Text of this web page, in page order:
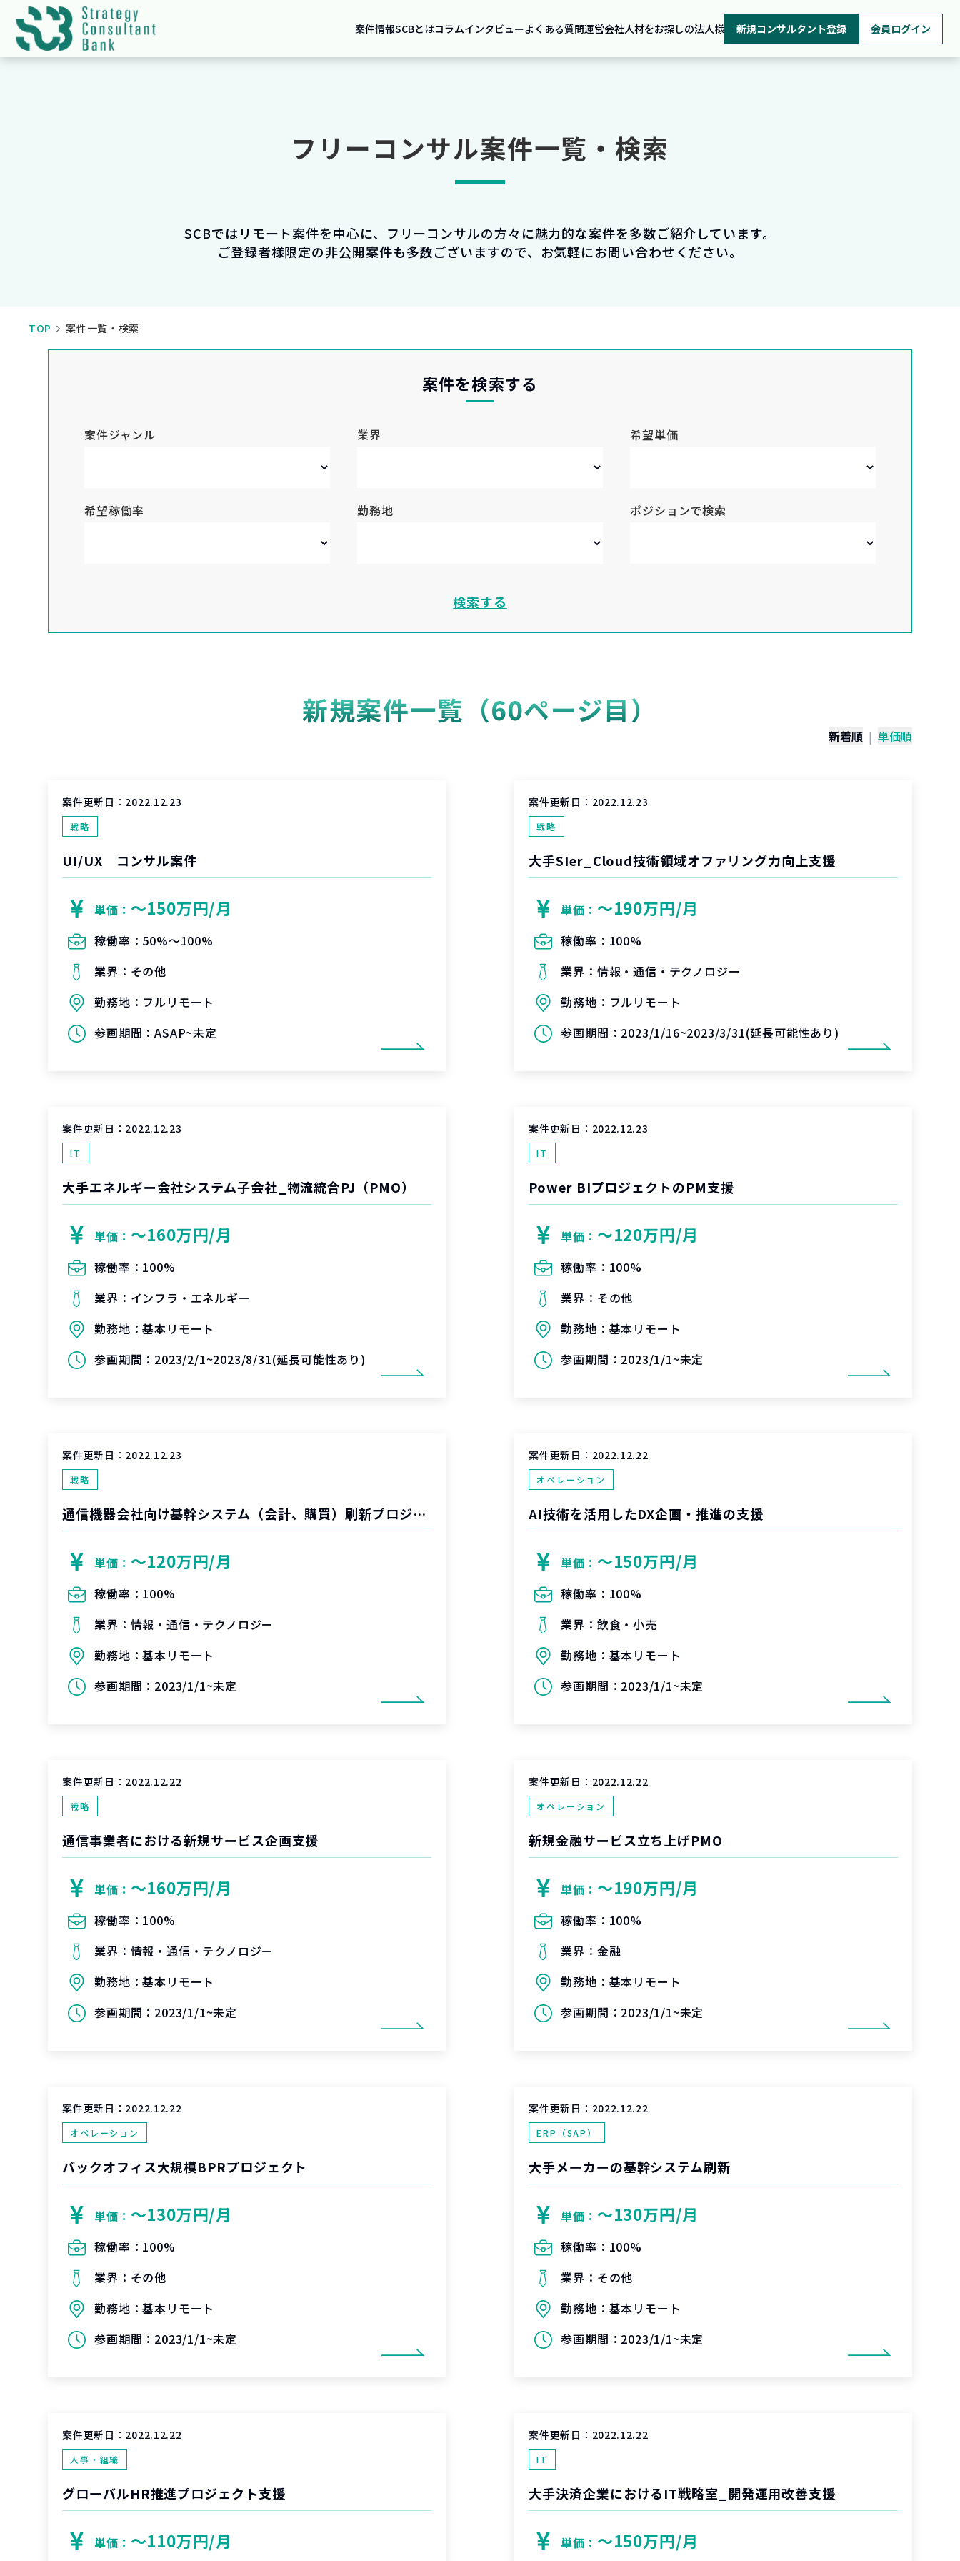
案件情報SCBとはコラムインタビューよくある質問運営会社人材をお探しの法人様 新規コンサルタント登録 会員ログイン
フリーコンサル案件一覧・検索
SCBではリモート案件を中心に、フリーコンサルの方々に魅力的な案件を多数ご紹介しています。
ご登録者様限定の非公開案件も多数ございますので、お気軽にお問い合わせください。
TOP 案件一覧・検索
案件を検索する
案件ジャンル 業界 希望単価
希望稼働率 勤務地 ポジションで検索
新規案件一覧（60ページ目）
新着順 | 単価順
案件更新日： 2022.12.23
戦略
UI/UX コンサル案件
単価： 〜150万円/月
稼働率： 50%〜100%
業界： その他
勤務地： フルリモート
参画期間：ASAP~未定
案件更新日： 2022.12.23
戦略
大手SIer_Cloud技術領域オファリング力向上支援
単価： 〜190万円/月
稼働率： 100%
業界： 情報・通信・テクノロジー
勤務地： フルリモート
参画期間： 2023/1/16~2023/3/31(延長可能性あり)
案件更新日： 2022.12.23
IT
大手エネルギー会社システム子会社_物流統合PJ（PMO）
単価： 〜160万円/月
稼働率： 100%
業界： インフラ・エネルギー
勤務地：基本リモート
参画期間： 2023/2/1~2023/8/31(延長可能性あり)
案件更新日： 2022.12.23
IT
Power BIプロジェクトのPM支援
単価： 〜120万円/月
稼働率： 100%
業界： その他
勤務地： 基本リモート
参画期間： 2023/1/1~未定
案件更新日： 2022.12.23
戦略
通信機器会社向け基幹システム（会計、購買）刷新プロジェクト
単価： 〜120万円/月
稼働率： 100%
業界： 情報・通信・テクノロジー
勤務地：基本リモート
参画期間： 2023/1/1~未定
案件更新日： 2022.12.22
オペレーション
AI技術を活用したDX企画・推進の支援
単価： 〜150万円/月
稼働率： 100%
業界： 飲食・小売
勤務地： 基本リモート
参画期間： 2023/1/1~未定
案件更新日： 2022.12.22
戦略
通信事業者における新規サービス企画支援
単価： 〜160万円/月
稼働率： 100%
業界： 情報・通信・テクノロジー
勤務地：基本リモート
参画期間： 2023/1/1~未定
案件更新日： 2022.12.22
オペレーション
新規金融サービス立ち上げPMO
単価： 〜190万円/月
稼働率： 100%
業界： 金融
勤務地： 基本リモート
参画期間： 2023/1/1~未定
案件更新日： 2022.12.22
オペレーション
バックオフィス大規模BPRプロジェクト
単価： 〜130万円/月
稼働率： 100%
業界： その他
勤務地：基本リモート
参画期間： 2023/1/1~未定
案件更新日： 2022.12.22
ERP（SAP）
大手メーカーの基幹システム刷新
単価： 〜130万円/月
稼働率： 100%
業界： その他
勤務地： 基本リモート
参画期間： 2023/1/1~未定
案件更新日： 2022.12.22
人事・組織
グローバルHR推進プロジェクト支援
単価： 〜110万円/月
案件更新日： 2022.12.22
IT
大手決済企業におけるIT戦略室_開発運用改善支援
単価： 〜150万円/月